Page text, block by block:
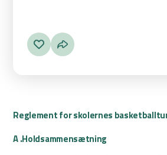
Reglement for skolernes
A .Holdsammensætning